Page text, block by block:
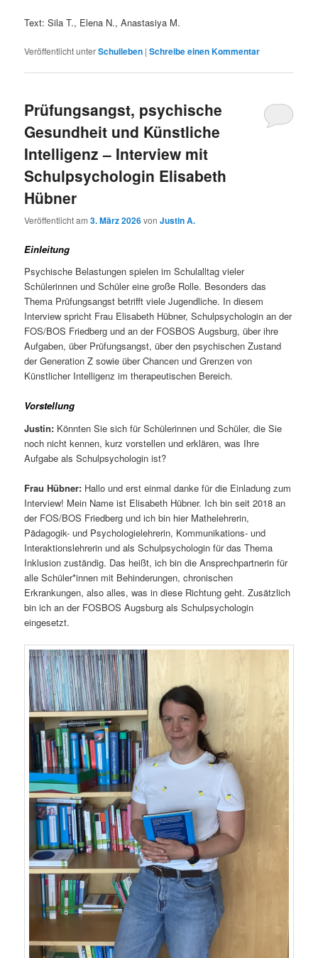
Text: Sila T., Elena N., Anastasiya M.
Veröffentlicht unterSchulleben |Schreibe einen Kommentar
Prüfungsangst, psychische
Gesundheit und Künstliche
Intelligenz – Interview mit
Schulpsychologin Elisabeth
Hübner
Veröffentlicht am3. März 2026vonJustin A.
Einleitung
Psychische Belastungen spielen im Schulalltag vieler
Schülerinnen und Schüler eine große Rolle. Besonders das
Thema Prüfungsangst betrifft viele Jugendliche. In diesem
Interview spricht Frau Elisabeth Hübner, Schulpsychologin an der
FOS/BOS Friedberg und an der FOSBOS Augsburg, über ihre
Aufgaben, über Prüfungsangst, über den psychischen Zustand
der Generation Z sowie über Chancen und Grenzen von
Künstlicher Intelligenz im therapeutischen Bereich.
Vorstellung
Justin: Könnten Sie sich für Schülerinnen und Schüler, die Sie
noch nicht kennen, kurz vorstellen und erklären, was Ihre
Aufgabe als Schulpsychologin ist?
Frau Hübner: Hallo und erst einmal danke für die Einladung zum
Interview! Mein Name ist Elisabeth Hübner. Ich bin seit 2018 an
der FOS/BOS Friedberg und ich bin hier Mathelehrerin,
Pädagogik- und Psychologielehrerin, Kommunikations- und
Interaktionslehrerin und als Schulpsychologin für das Thema
Inklusion zuständig. Das heißt, ich bin die Ansprechpartnerin für
alle Schüler*innen mit Behinderungen, chronischen
Erkrankungen, also alles, was in diese Richtung geht. Zusätzlich
bin ich an der FOSBOS Augsburg als Schulpsychologin
eingesetzt.